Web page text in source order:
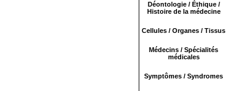
Déontologie / Éthique /
Histoire de la médecine
Cellules / Organes / Tissus
Médecins / Spécialités
médicales
Symptômes / Syndromes